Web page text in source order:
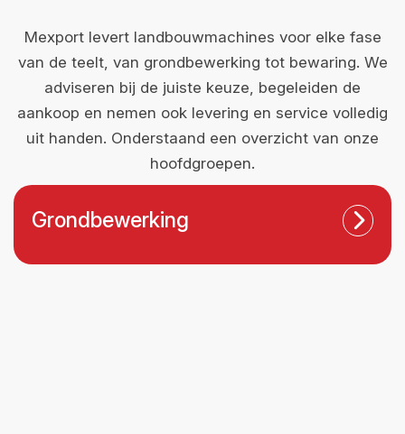
Mexport levert landbouwmachines voor elke fase
van de teelt, van grondbewerking tot bewaring. We
adviseren bij de juiste keuze, begeleiden de
aankoop en nemen ook levering en service volledig
uit handen. Onderstaand een overzicht van onze
hoofdgroepen.
Grondbewerking